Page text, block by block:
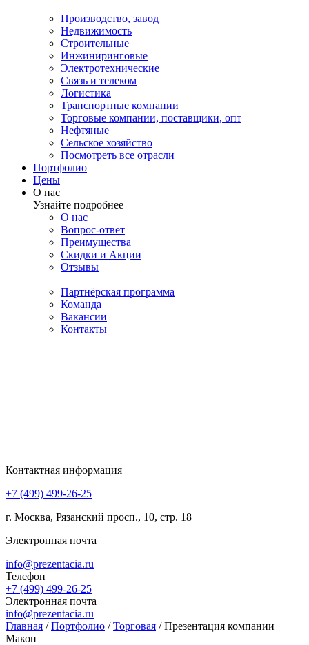
Производство, завод
Недвижимость
Строительные
Инжиниринговые
Электротехнические
Связь и телеком
Логистика
Транспортные компании
Торговые компании, поставщики, опт
Нефтяные
Сельское хозяйство
Посмотреть все отрасли
Портфолио
Цены
О нас
Узнайте подробнее
О нас
Вопрос-ответ
Преимущества
Скидки и Акции
Отзывы
Партнёрская программа
Команда
Вакансии
Контакты
Контактная информация
+7 (499) 499-26-25
г. Москва, Рязанский просп., 10, стр. 18
Электронная почта
info@prezentacia.ru
Телефон
+7 (499) 499-26-25
Электронная почта
info@prezentacia.ru
Главная /Портфолио /Торговая /Презентация компании
Макон